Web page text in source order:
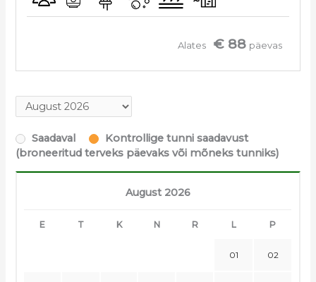
Alates € 88 päevas
Saadaval
Kontrollige tunni saadavust
(broneeritud terveks päevaks või mõneks tunniks)
August 2026
E T K N R L P
01 02